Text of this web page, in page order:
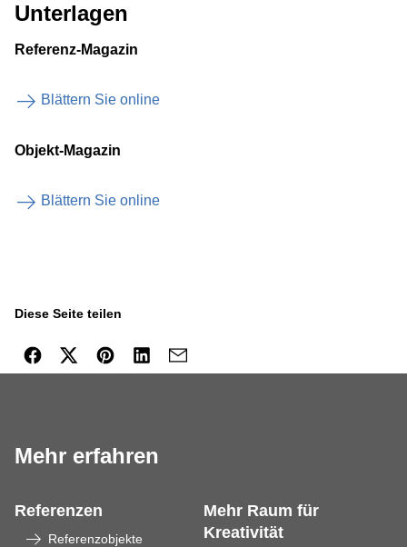
Unterlagen
Referenz-Magazin
Blättern Sie online
Objekt-Magazin
Blättern Sie online
Diese Seite teilen
Mehr erfahren
Referenzen
Referenzobjekte
Mehr Raum für
Kreativität